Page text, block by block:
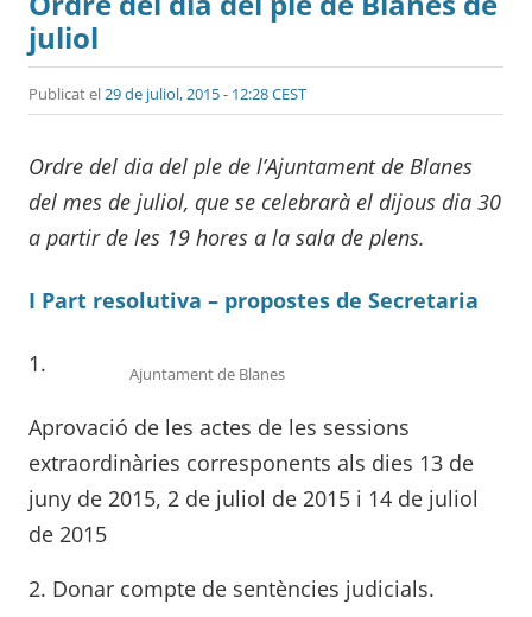
juliol
Publicat el29 de juliol, 2015 - 12:28 CEST
Ordre del dia del ple de l’Ajuntament de Blanes
del mes de juliol, que se celebrarà el dijous dia 30
a partir de les 19 hores a la sala de plens.
I Part resolutiva – propostes de Secretaria
Ajuntament de Blanes
1.
Aprovació de les actes de les sessions
extraordinàries corresponents als dies 13 de
juny de 2015, 2 de juliol de 2015 i 14 de juliol
de 2015
2. Donar compte de sentències judicials.